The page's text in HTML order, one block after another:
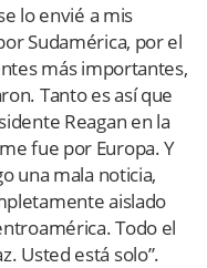
lo envié a mis
Sudamérica, por el
más importantes,
Tanto es así que
Reagan en la
fue por Europa. Y
una mala noticia,
aislado
Todo el
Usted está solo”.